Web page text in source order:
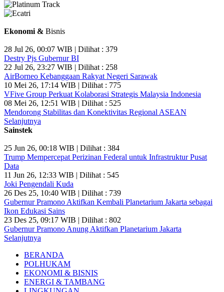
Ekonomi & Bisnis
28 Jul 26, 00:07 WIB | Dilihat : 379
Destry Pjs Gubernur BI
22 Jul 26, 23:27 WIB | Dilihat : 258
AirBorneo Kebanggaan Rakyat Negeri Sarawak
10 Mei 26, 17:14 WIB | Dilihat : 775
VFive Group Perkuat Kolaborasi Strategis Malaysia Indonesia
08 Mei 26, 12:51 WIB | Dilihat : 525
Mendorong Stabilitas dan Konektivitas Regional ASEAN
Selanjutnya
Sainstek
25 Jun 26, 00:18 WIB | Dilihat : 384
Trump Mempercepat Perizinan Federal untuk Infrastruktur Pusat
Data
11 Jun 26, 12:33 WIB | Dilihat : 545
Joki Pengendali Kuda
26 Des 25, 10:40 WIB | Dilihat : 739
Gubernur Pramono Aktifkan Kembali Planetarium Jakarta sebagai
Ikon Edukasi Sains
23 Des 25, 09:17 WIB | Dilihat : 802
Gubernur Pramono Anung Aktifkan Planetarium Jakarta
Selanjutnya
BERANDA
POLHUKAM
EKONOMI & BISNIS
ENERGI & TAMBANG